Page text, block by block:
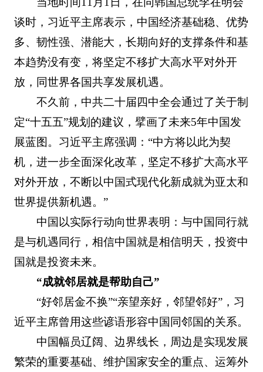
谈时，习近平主席表示，中国经济基础稳、优势
多、韧性强、潜能大，长期向好的支撑条件和基
本趋势没有变，将坚定不移扩大高水平对外开
放，同世界各国共享发展机遇。
不久前，中共二十届四中全会通过了关于制
定“十五五”规划的建议，擘画了未来5年中国发
展蓝图。习近平主席强调：“中方将以此为契
机，进一步全面深化改革，坚定不移扩大高水平
对外开放，不断以中国式现代化新成就为亚太和
世界提供新机遇。”
中国以实际行动向世界表明：与中国同行就
是与机遇同行，相信中国就是相信明天，投资中
国就是投资未来。
“成就邻居就是帮助自己”
“好邻居金不换”“亲望亲好，邻望邻好”，习
近平主席曾用这些谚语形容中国同邻国的关系。
中国幅员辽阔、边界线长，周边是实现发展
繁荣的重要基础、维护国家安全的重点、运筹外